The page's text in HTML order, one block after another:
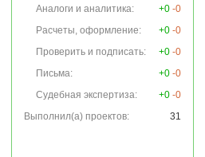
Аналоги и аналитика:
+0 -0
Расчеты, оформление:
+0 -0
Проверить и подписать:
+0 -0
Письма:
+0 -0
Судебная экспертиза:
+0 -0
Выполнил(а) проектов:
31